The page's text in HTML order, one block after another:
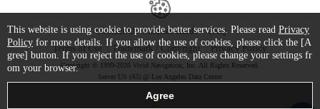
Contact Us Starter Guide
FAQ
Terms of Use
Trademark / Copyright Privacy Policy
Copyright © 1999-2026 Vivid Navigation, Inc. All Rights Reserved.
Server US (43) @ Los Angeles Data Center
This website is using cookie to provide better services. Please read Privacy
Policy for more details. If you allow the use of cookies, please click the [A
gree] button. If you reject the use of cookies, please change your settings fr
om your browser.